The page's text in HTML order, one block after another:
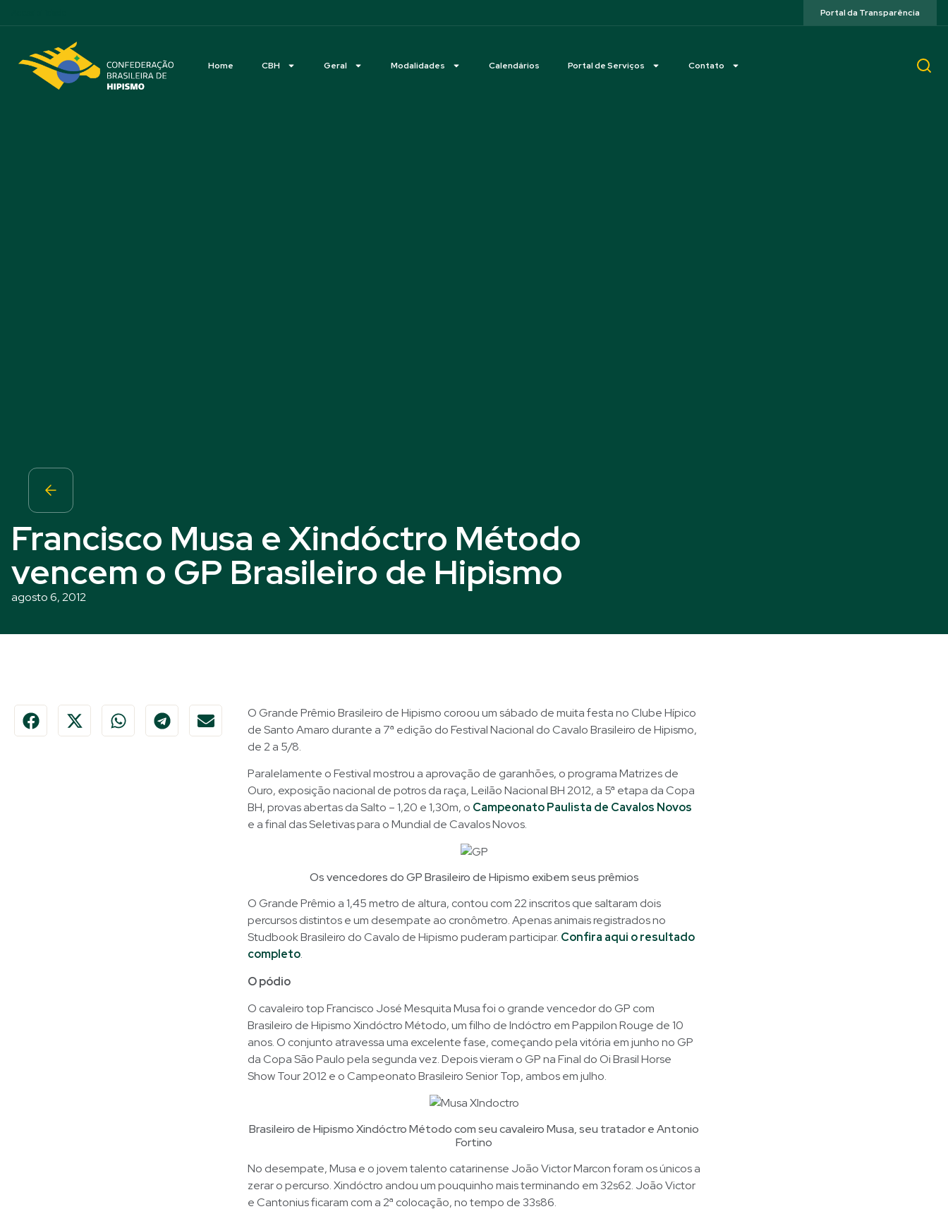
Portal da Transparência
Home CBH Geral Modalidades Calendários Portal de Serviços Contato
Francisco Musa e Xindóctro Método
vencem o GP Brasileiro de Hipismo
agosto 6, 2012
O Grande Prêmio Brasileiro de Hipismo coroou um sábado de muita festa no Clube Hípico
de Santo Amaro durante a 7ª edição do Festival Nacional do Cavalo Brasileiro de Hipismo,
de 2 a 5/8.
Paralelamente o Festival mostrou a aprovação de garanhões, o programa Matrizes de
Ouro, exposição nacional de potros da raça, Leilão Nacional BH 2012, a 5ª etapa da Copa
BH, provas abertas da Salto – 1,20 e 1,30m, o Campeonato Paulista de Cavalos Novos
e a final das Seletivas para o Mundial de Cavalos Novos.
Os vencedores do GP Brasileiro de Hipismo exibem seus prêmios
O Grande Prêmio a 1,45 metro de altura, contou com 22 inscritos que saltaram dois
percursos distintos e um desempate ao cronômetro. Apenas animais registrados no
Studbook Brasileiro do Cavalo de Hipismo puderam participar. Confira aqui o resultado
completo.
O pódio
O cavaleiro top Francisco José Mesquita Musa foi o grande vencedor do GP com
Brasileiro de Hipismo Xindóctro Método, um filho de Indóctro em Pappilon Rouge de 10
anos. O conjunto atravessa uma excelente fase, começando pela vitória em junho no GP
da Copa São Paulo pela segunda vez. Depois vieram o GP na Final do Oi Brasil Horse
Show Tour 2012 e o Campeonato Brasileiro Senior Top, ambos em julho.
Brasileiro de Hipismo Xindóctro Método com seu cavaleiro Musa, seu tratador e Antonio
Fortino
No desempate, Musa e o jovem talento catarinense João Victor Marcon foram os únicos a
zerar o percurso. Xindóctro andou um pouquinho mais terminando em 32s62. João Victor
e Cantonius ficaram com a 2ª colocação, no tempo de 33s86.